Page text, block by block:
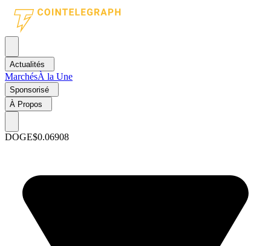
Actualités
MarchésÀ la Une
Sponsorisé
À Propos
DOGE$0.06908